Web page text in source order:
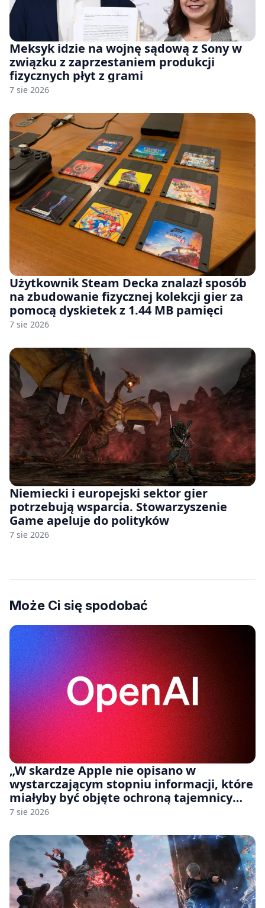
Meksyk idzie na wojnę sądową z Sony w
związku z zaprzestaniem produkcji
fizycznych płyt z grami
7 sie 2026
Użytkownik Steam Decka znalazł sposób
na zbudowanie fizycznej kolekcji gier za
pomocą dyskietek z 1.44 MB pamięci
7 sie 2026
Niemiecki i europejski sektor gier
potrzebują wsparcia. Stowarzyszenie
Game apeluje do polityków
7 sie 2026
Może Ci się spodobać
„W skardze Apple nie opisano w
wystarczającym stopniu informacji, które
miałyby być objęte ochroną tajemnicy
handlowej”. OpenAI żąda odrzucenia
7 sie 2026